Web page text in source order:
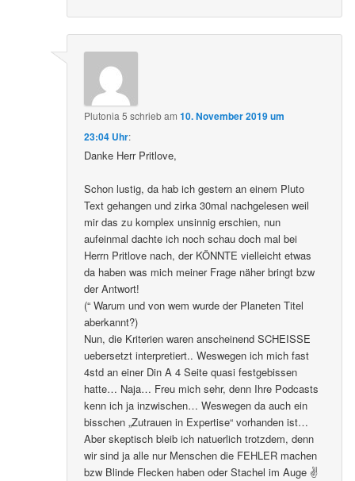
Plutonia 5 schriebam10. November 2019 um
23:04 Uhr:
Danke Herr Pritlove,
Schon lustig, da hab ich gestern an einem Pluto
Text gehangen und zirka 30mal nachgelesen weil
mir das zu komplex unsinnig erschien, nun
aufeinmal dachte ich noch schau doch mal bei
Herrn Pritlove nach, der KÖNNTE vielleicht etwas
da haben was mich meiner Frage näher bringt bzw
der Antwort!
(“ Warum und von wem wurde der Planeten Titel
aberkannt?)
Nun, die Kriterien waren anscheinend SCHEISSE
uebersetzt interpretiert.. Weswegen ich mich fast
4std an einer Din A 4 Seite quasi festgebissen
hatte… Naja… Freu mich sehr, denn Ihre Podcasts
kenn ich ja inzwischen… Weswegen da auch ein
bisschen „Zutrauen in Expertise“ vorhanden ist…
Aber skeptisch bleib ich natuerlich trotzdem, denn
wir sind ja alle nur Menschen die FEHLER machen
bzw Blinde Flecken haben oder Stachel im Auge ✌️